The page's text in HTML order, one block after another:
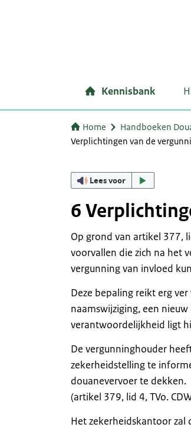
Kennisbank
Home Handboeken
Verplichtingen van de
Lees voor
6
Op grond van artikel 377,
voorvallen die zich na het
vergunning van invloed
Deze bepaling reikt erg
naamswijziging, een
verantwoordelijkheid ligt
De vergunninghouder
zekerheidstelling te
douanevervoer te dekken.
(artikel 379, lid 4, TVo.
Het zekerheidskantoor